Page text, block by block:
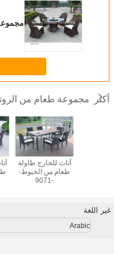
مجموعة
أكثر مجموعة طعام من
أثاث للخارج طاولة
طعام من الخيوط-
-9071
غير اللغة
Arabic